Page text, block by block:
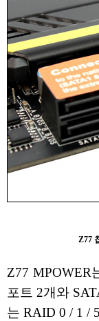
Z77
Z77 MPOWER
포트 2개와
는 RAID 0 / 1 /